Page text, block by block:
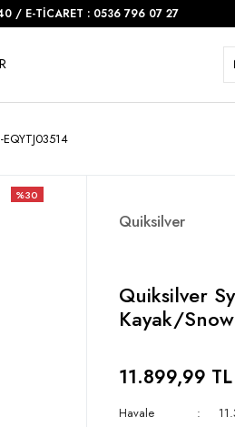
/ E-TİCARET : 0536 796 07 27
%30
Quiksilver
Quiksilver
Kayak/
11.899,99 TL
Havale